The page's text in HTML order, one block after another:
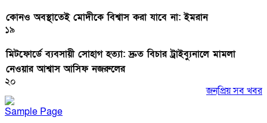
কোনও অবস্থাতেই মোদীকে বিশ্বাস করা যাবে না: ইমরান
১৯
মিটফোর্ডে ব্যবসায়ী সোহাগ হত্যা: দ্রুত বিচার ট্রাইব্যুনালে মামলা
নেওয়ার আশ্বাস আসিফ নজরুলের
২০
জনপ্রিয় সব খবর
Sample Page